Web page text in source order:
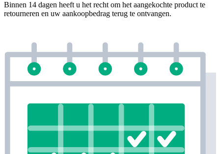
Binnen 14 dagen heeft u het recht om het aangekochte product te
retourneren en uw aankoopbedrag terug te ontvangen.